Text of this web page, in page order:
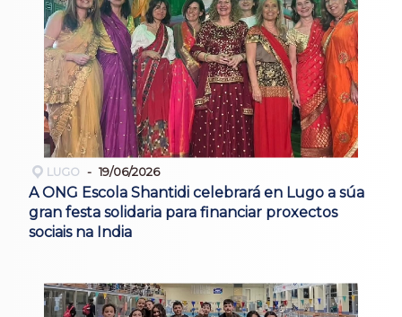
LUGO 19/06/2026
A ONG Escola Shantidi celebrará en Lugo a súa
gran festa solidaria para financiar proxectos
sociais na India